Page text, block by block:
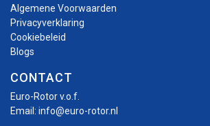
Algemene Voorwaarden
Privacyverklaring
Cookiebeleid
Blogs
CONTACT
Euro-Rotor v.o.f.
Email: info@euro-rotor.nl